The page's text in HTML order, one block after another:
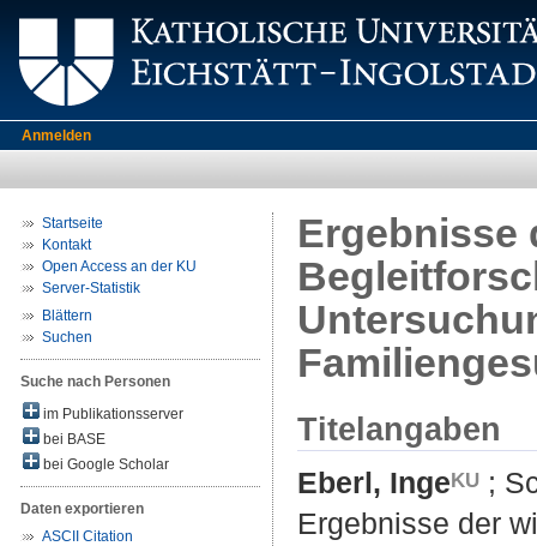
Anmelden
Startseite
Kontakt
Open Access an der KU
Server-Statistik
Blättern
Suchen
Suche nach Personen
im Publikationsserver
bei BASE
bei Google Scholar
Daten exportieren
ASCII Citation
Ergebnisse
Titelangaben
Eberl, Inge ;
Ergebnisse der